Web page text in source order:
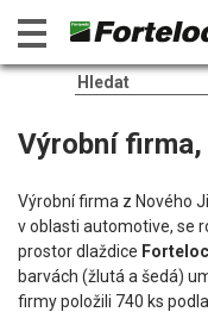
Výrobní firma,
Výrobní firma z Nového
v oblasti automotive, se
prostor dlaždice
barvách (žlutá a šedá)
firmy položili 740 ks